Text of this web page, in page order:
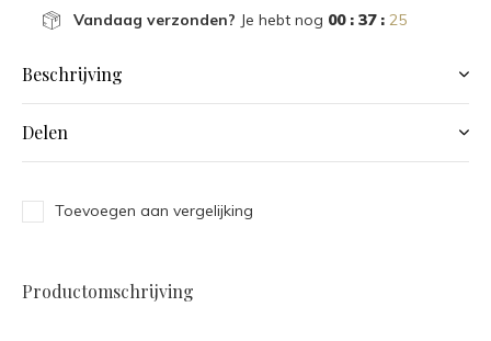
Vandaag verzonden? Je hebt nog 00 : 37 : 25
Beschrijving
Delen
Toevoegen aan vergelijking
Productomschrijving